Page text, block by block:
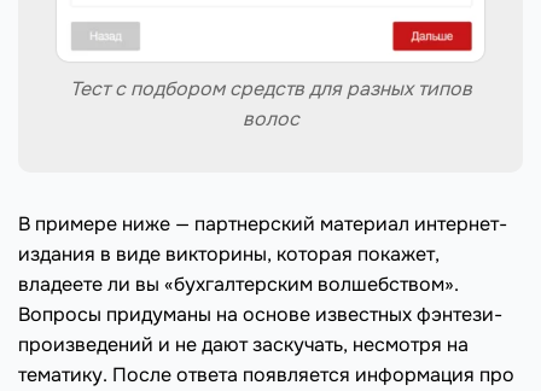
Тест с подбором средств для разных типов
волос
В примере ниже — партнерский материал интернет-
издания в виде викторины, которая покажет,
владеете ли вы «бухгалтерским волшебством».
Вопросы придуманы на основе известных фэнтези-
произведений и не дают заскучать, несмотря на
тематику. После ответа появляется информация про